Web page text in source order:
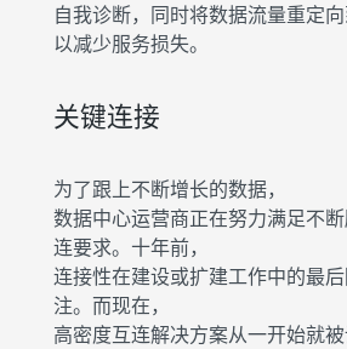
自我诊断，同时将数据流量重定向
以减少服务损失。
关键连接
为了跟上不断增长的数据，
数据中心运营商正在努力满足不
连要求。十年前，
连接性在建设或扩建工作中的最
注。而现在，
高密度互连解决方案从一开始就